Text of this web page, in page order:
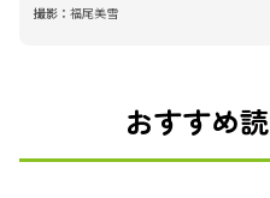
撮影： 福尾美雪
おすすめ